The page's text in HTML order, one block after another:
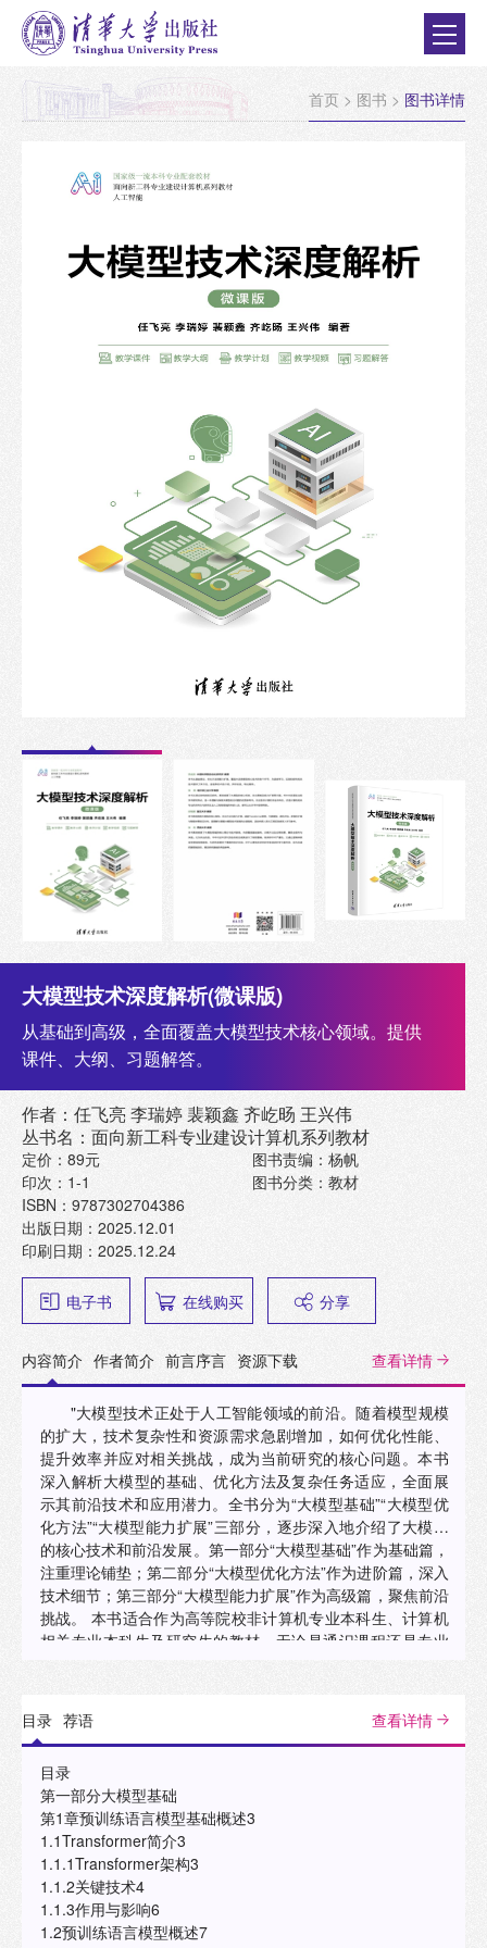
首页 > 图书 > 图书详情
大模型技术深度解析(微课版)
从基础到高级，全面覆盖大模型技术核心领域。提供
课件、大纲、习题解答。
作者：任飞亮 李瑞婷 裴颖鑫 齐屹旸 王兴伟
丛书名：面向新工科专业建设计算机系列教材
定价：89元
印次：1-1
ISBN：9787302704386
出版日期：2025.12.01
印刷日期：2025.12.24
图书责编：杨帆
图书分类：教材
电子书 在线购买 分享
内容简介 作者简介 前言序言 资源下载 查看详情
"大模型技术正处于人工智能领域的前沿。随着模型规模
的扩大，技术复杂性和资源需求急剧增加，如何优化性能、
提升效率并应对相关挑战，成为当前研究的核心问题。本书
深入解析大模型的基础、优化方法及复杂任务适应，全面展
示其前沿技术和应用潜力。全书分为“大模型基础”“大模型优
化方法”“大模型能力扩展”三部分，逐步深入地介绍了大模型
的核心技术和前沿发展。第一部分“大模型基础”作为基础篇，
注重理论铺垫；第二部分“大模型优化方法”作为进阶篇，深入
技术细节；第三部分“大模型能力扩展”作为高级篇，聚焦前沿
挑战。 本书适合作为高等院校非计算机专业本科生、计算机
相关专业本科生及研究生的教材。无论是通识课程还是专业
目录 荐语 查看详情
目录
第一部分大模型基础
第1章预训练语言模型基础概述3
1.1Transformer简介3
1.1.1Transformer架构3
1.1.2关键技术4
1.1.3作用与影响6
1.2预训练语言模型概述7